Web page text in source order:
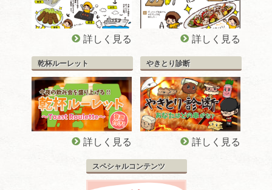
詳しく見る 詳しく見る
乾杯ルーレット
詳しく見る
やきとり診断
詳しく見る
スペシャルコンテンツ